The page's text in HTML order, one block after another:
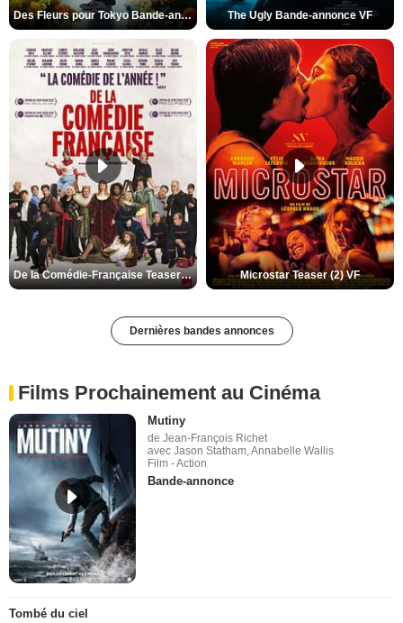
Des Fleurs pour Tokyo Bande-annonce VO STFR The Ugly Bande-annonce VF
De la Comédie-Française Teaser (3) VF Microstar Teaser (2) VF
Dernières bandes annonces
Films Prochainement au Cinéma
Mutiny
de Jean-François Richet
avec Jason Statham, Annabelle Wallis
Film - Action
Bande-annonce
Tombé du ciel